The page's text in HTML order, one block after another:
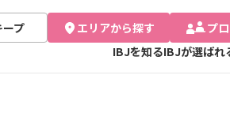
プ エリアから探す プ
IBJを知るIBJが選ばれ